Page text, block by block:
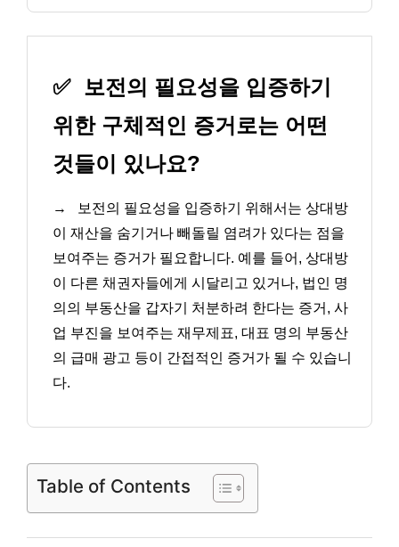
✅ 보전의 필요성을 입증하기
위한 구체적인 증거로는 어떤
것들이 있나요?
→
보전의 필요성을 입증하기 위해서는 상대방
이 재산을 숨기거나 빼돌릴 염려가 있다는 점을
보여주는 증거가 필요합니다. 예를 들어, 상대방
이 다른 채권자들에게 시달리고 있거나, 법인 명
의의 부동산을 갑자기 처분하려 한다는 증거, 사
업 부진을 보여주는 재무제표, 대표 명의 부동산
의 급매 광고 등이 간접적인 증거가 될 수 있습니
다.
Table of Contents